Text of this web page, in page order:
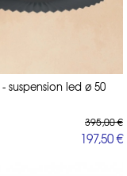
suspension led ø 50
395,00 €
197,50 €